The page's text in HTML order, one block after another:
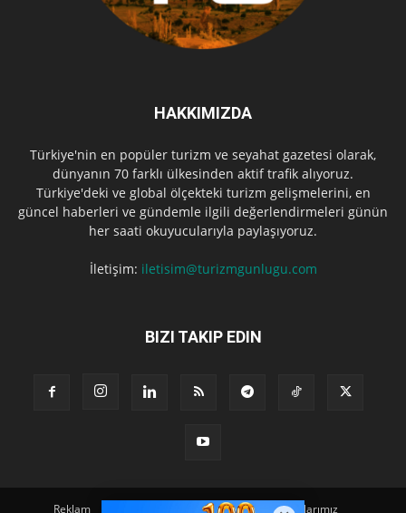
HAKKIMIZDA
Türkiye'nin en popüler turizm ve seyahat gazetesi olarak,
dünyanın 70 farklı ülkesinden aktif trafik alıyoruz.
Türkiye'deki ve global ölçekteki turizm gelişmelerini, en
güncel haberleri ve gündemle ilgili değerlendirmeleri günün
her saati okuyucularıyla paylaşıyoruz.
İletişim: iletisim@turizmgunlugu.com
BIZI TAKIP EDIN
Reklam Hakkımızda Iletişim Yazarlarımız